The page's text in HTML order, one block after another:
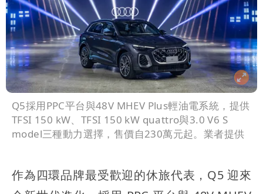
Q5採用PPC平台與48V MHEV Plus輕油電系統，提供
TFSI 150 kW、TFSI 150 kW quattro與3.0 V6 S
model三種動力選擇，售價自230萬元起。業者提供
作為四環品牌最受歡迎的休旅代表，Q5 迎來